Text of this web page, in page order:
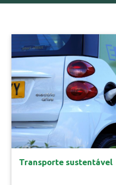
Especial
Transporte sustentável